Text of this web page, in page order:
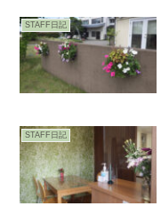
STAFF日記
STAFF日記